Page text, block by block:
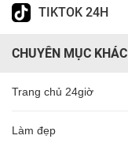
TIKTOK 24H
CHUYÊN MỤC KHÁC
Trang chủ 24giờ
Làm đẹp